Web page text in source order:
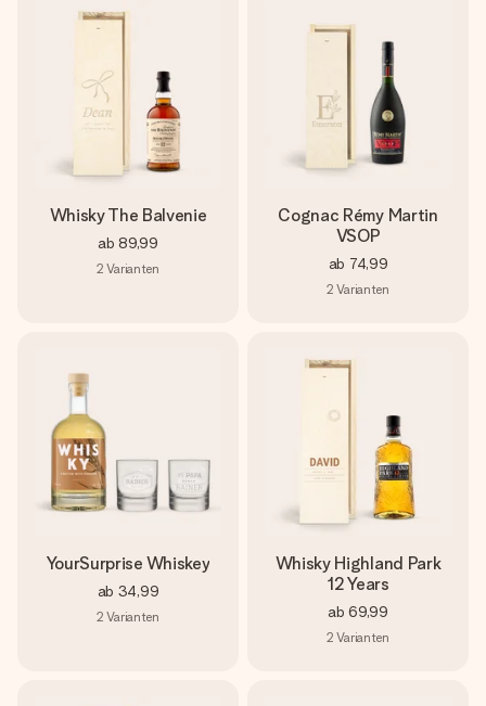
Whisky The Balvenie
ab 89,99
2 Varianten
Cognac Rémy Martin
VSOP
ab 74,99
2 Varianten
YourSurprise Whiskey
ab 34,99
2 Varianten
Whisky Highland Park
12 Years
ab 69,99
2 Varianten